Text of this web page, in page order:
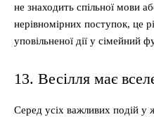
не знаходить спільної мови
нерівномірних поступок, це
уповільненої дії у сімейний
13. Весілля має
Серед усіх важливих подій у